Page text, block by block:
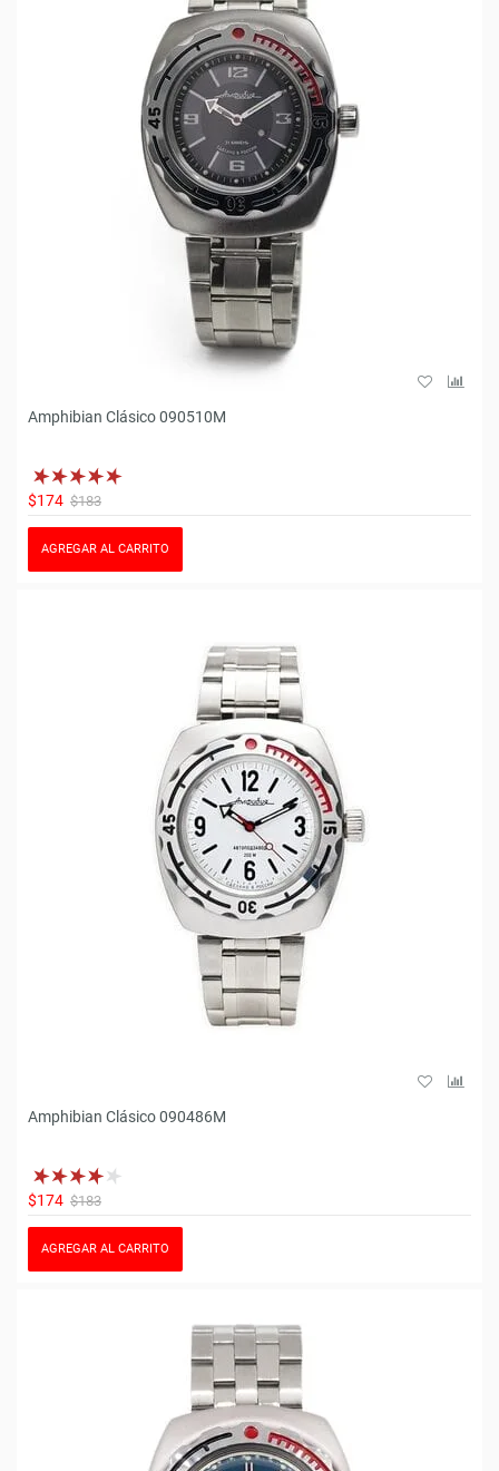
Amphibian Clásico 090510M
$174 $183
AGREGAR AL CARRITO
Amphibian Clásico 090486M
$174 $183
AGREGAR AL CARRITO